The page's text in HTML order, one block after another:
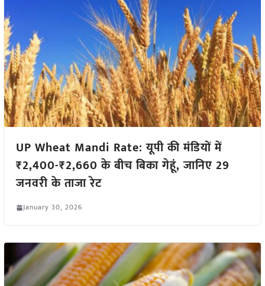
UP Wheat Mandi Rate: यूपी की मंडियों में
₹2,400-₹2,660 के बीच बिका गेहूं, जानिए 29
जनवरी के ताजा रेट
January 30, 2026